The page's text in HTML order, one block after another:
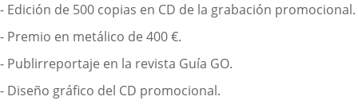
- Edición de 500 copias en CD de la grabación promocional.
- Premio en metálico de 400 €.
- Publirreportaje en la revista Guía GO.
- Diseño gráfico del CD promocional.